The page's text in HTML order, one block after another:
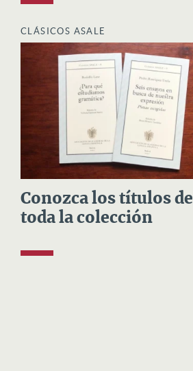
CLÁSICOS ASALE
Conozca los títulos de
toda la colección